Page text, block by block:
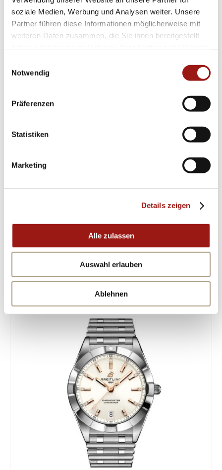
soziale Medien, Werbung und Analysen weiter. Unsere
Partner führen diese Informationen möglicherweise mit
weiteren Daten zusammen, die Sie ihnen bereitgestellt
Notwendig
Präferenzen
Statistiken
Marketing
Details zeigen
Alle zulassen
Auswahl erlauben
Ablehnen